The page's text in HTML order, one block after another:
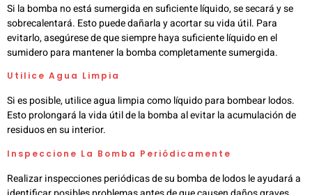
Si la bomba no está sumergida en suficiente líquido, se secará y se
sobrecalentará. Esto puede dañarla y acortar su vida útil. Para
evitarlo, asegúrese de que siempre haya suficiente líquido en el
sumidero para mantener la bomba completamente sumergida.
Utilice Agua Limpia
Si es posible, utilice agua limpia como líquido para bombear lodos.
Esto prolongará la vida útil de la bomba al evitar la acumulación de
residuos en su interior.
Inspeccione La Bomba Periódicamente
Realizar inspecciones periódicas de su bomba de lodos le ayudará a